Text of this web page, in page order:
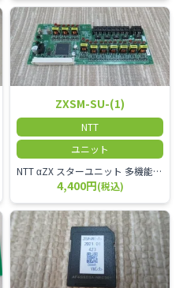
ZXSM-SU-(1)
NTT
ユニット
NTT αZX スターユニット 多機能電話機ユニット
4,400円(税込)